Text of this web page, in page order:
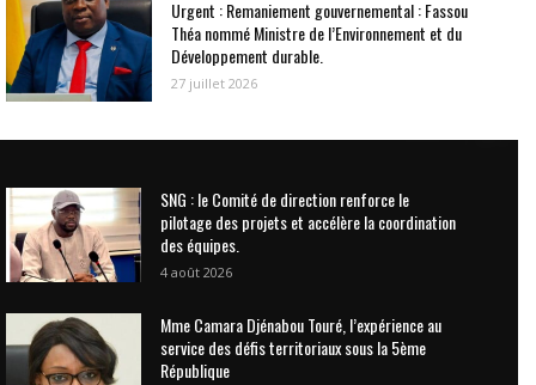
Urgent : Remaniement gouvernemental : Fassou
Théa nommé Ministre de l’Environnement et du
Développement durable.
27 juillet 2026
SNG : le Comité de direction renforce le
pilotage des projets et accélère la coordination
des équipes.
4 août 2026
Mme Camara Djénabou Touré, l’expérience au
service des défis territoriaux sous la 5ème
République